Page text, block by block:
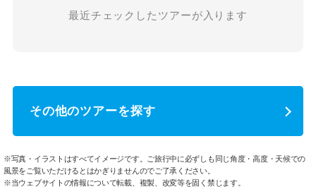
最近チェックしたツアーが入ります
その他のツアーを探す
※写真・イラストはすべてイメージです。ご旅行中に必ずしも同じ角度・高度・天候での
風景をご覧いただけるとはかぎりませんのでご了承ください。
※当ウェブサイトの情報について転載、複製、改変等を固く禁じます。